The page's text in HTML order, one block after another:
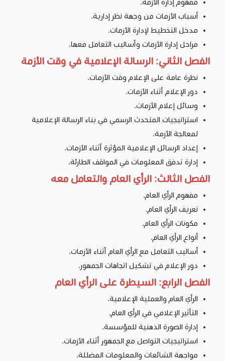
مفهوم إدارة الأزمة.
أسباب الأزمات من وجهة نظر إدارية.
مدخل التخطيط لإدارة الأزمات.
مراحل إدارة الأزمات وأساليب التعامل معها.
الفصل الثاني: الرسالة الإعلامية في وقت الأزمة
نظرة عامة على الإعلام وقت الأزمات.
دور الإعلام أثناء الأزمات.
وسائل إعلام الأزمات.
استراتيجيات المتحدث الرسمي في بناء الرسالة الإعلامية
لمعالجة الأزمة.
إعداد الرسائل الإعلامية المؤثرة أثناء الأزمات.
إدارة تدفق المعلومات في المواقف الطارئة.
الفصل الثالث: الرأي العام والتعامل معه
مفهوم الرأي العام.
تعريف الرأي العام.
مكونات الرأي العام.
أنواع الرأي العام.
أساليب التعامل مع الرأي العام أثناء الأزمات.
دور الإعلام في تشكيل اتجاهات الجمهور.
الفصل الرابع: السيطرة على الرأي العام
الرأي العام والعملية الإعلامية.
التأثير الإعلامي في الرأي العام.
إدارة الصورة الذهنية للمؤسسة.
استراتيجيات التواصل مع الجمهور أثناء الأزمات.
مواجهة الشائعات والمعلومات المضللة.